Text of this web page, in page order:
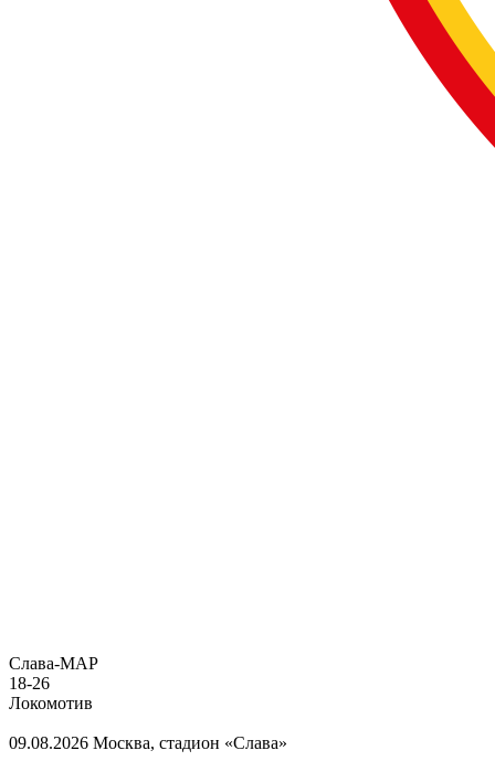
Слава-МАР
18-26
Локомотив
09.08.2026 Москва, стадион «Слава»